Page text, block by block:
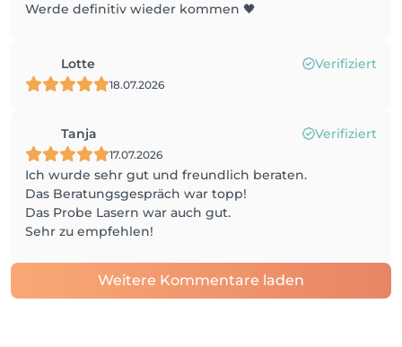
Werde definitiv wieder kommen 🖤
Lotte Verifiziert
18.07.2026
Tanja Verifiziert
17.07.2026
Ich wurde sehr gut und freundlich beraten.
Das Beratungsgespräch war topp!
Das Probe Lasern war auch gut.
Sehr zu empfehlen!
Weitere Kommentare laden